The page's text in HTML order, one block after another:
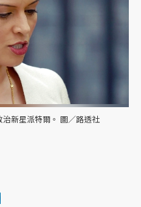
新星派特爾。 圖／路透社